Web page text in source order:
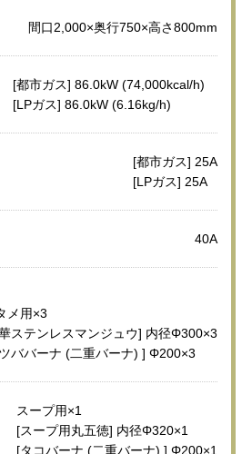
間口2,000×奥行750×高さ800mm
[都市ガス] 86.0kW (74,000kcal/h)
[LPガス] 86.0kW (6.16kg/h)
[都市ガス] 25A
[LPガス] 25A
40A
メ用×3
ステンレスマンジュウ] 内径Φ300×3
ババーナ (二重バーナ) ] Φ200×3
スープ用×1
[スープ用丸五徳] 内径Φ320×1
[タコバーナ (二重バーナ) ] Φ200×1